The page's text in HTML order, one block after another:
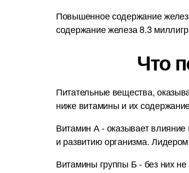
Повышенное содержание
содержание железа 8.3
Что
Питательные вещества,
ниже витамины и их
Витамин А - оказывает
и развитию организма.
Витамины группы Б - без них